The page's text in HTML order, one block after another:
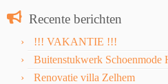
Recente berichten
!!! VAKANTIE !!!
Buitenstukwerk Schoenmode
Renovatie villa Zelhem